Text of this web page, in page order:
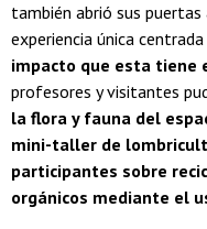
también abrió sus
experiencia única
impacto que esta tiene
profesores y visitantes
la flora y fauna del
mini-taller de
participantes sobre
orgánicos mediante el